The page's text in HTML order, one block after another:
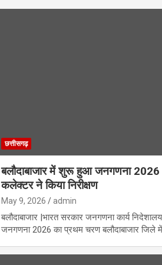
छत्तीसगढ़
बलौदाबाजार में शुरू हुआ जनगणना
कलेक्टर ने किया निरीक्षण
May 9, 2026 admin
बलौदाबाजार |भारत सरकार जनगणना कार्य
जनगणना 2026 का प्रथम चरण बलौदाबाजार जिले